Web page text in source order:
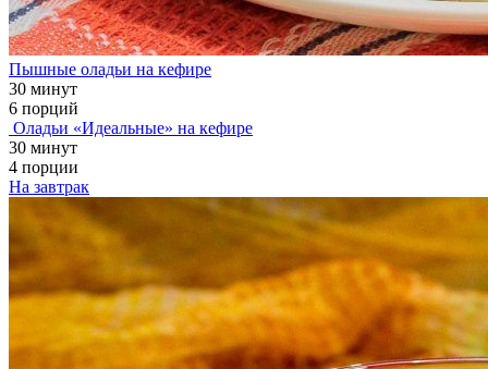
Пышные оладьи на кефире
30 минут
6 порций
Оладьи «Идеальные» на кефире
30 минут
4 порции
На завтрак